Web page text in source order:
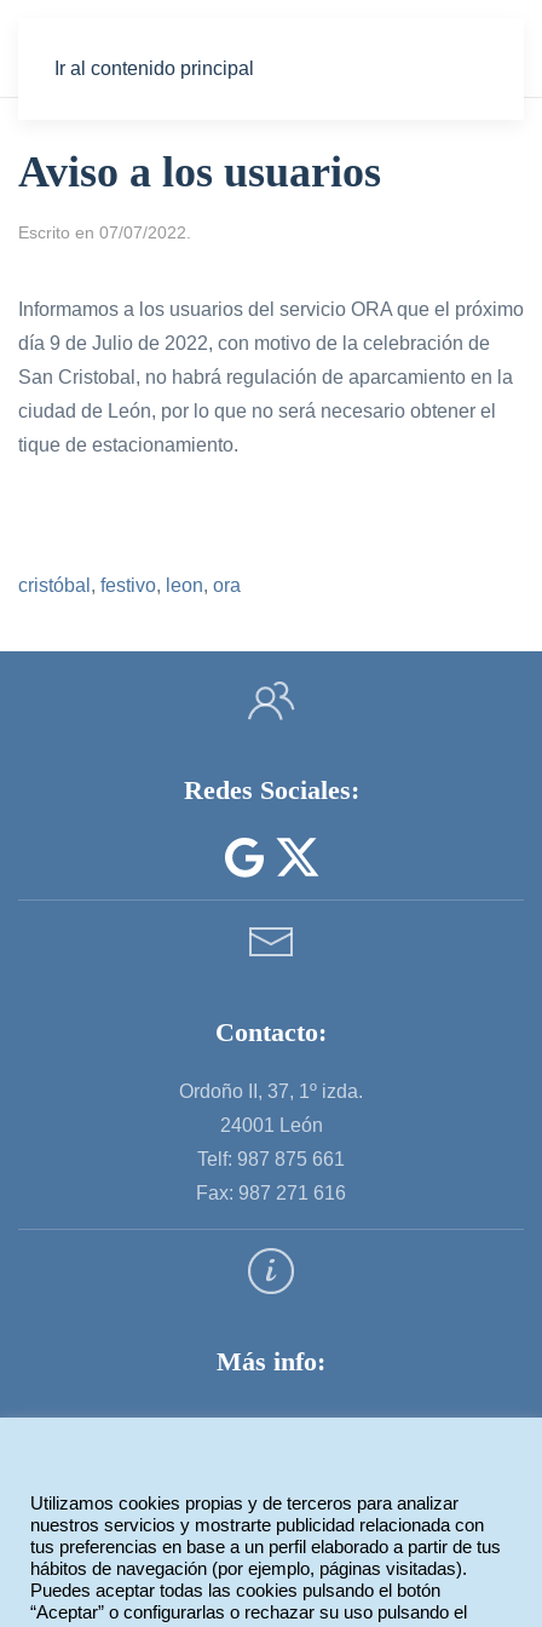
Ir al contenido principal
Aviso a los usuarios
Escrito en 07/07/2022
Informamos a los usuarios del servicio ORA que el próximo
día 9 de Julio de 2022, con motivo de la celebración de
San Cristobal, no habrá regulación de aparcamiento en la
ciudad de León, por lo que no será necesario obtener el
tique de estacionamiento.
cristóbal , festivo, leon, ora
Redes Sociales:
Contacto:
Ordoño II, 37, 1º izda.
24001 León
Telf: 987 875 661
Fax: 987 271 616
Más info:
Política de cookies
Legiotek Diseño Web
Utilizamos cookies propias y de terceros para analizar
nuestros servicios y mostrarte publicidad relacionada con
tus preferencias en base a un perfil elaborado a partir de tus
hábitos de navegación (por ejemplo, páginas visitadas).
Puedes aceptar todas las cookies pulsando el botón
“Aceptar” o configurarlas o rechazar su uso pulsando el